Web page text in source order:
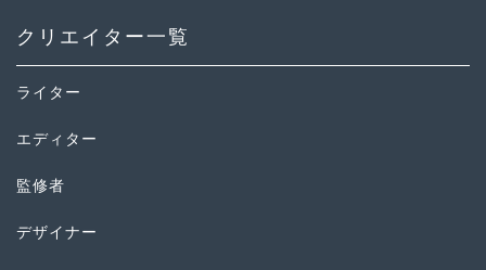
クリエイター一覧
ライター
エディター
監修者
デザイナー